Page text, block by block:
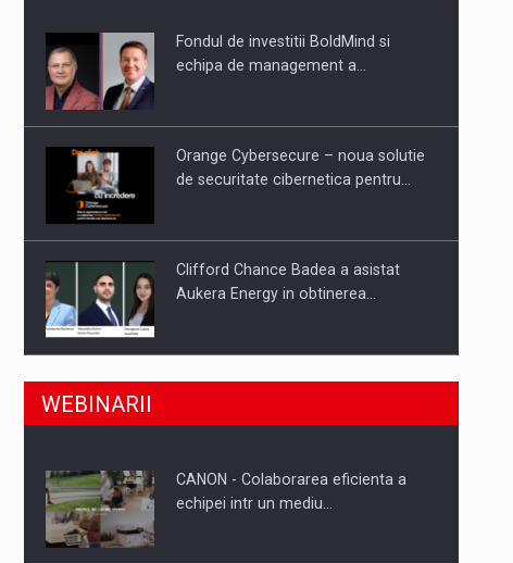
din piata
preiau compania intr-o tranzactie de peste 25…
Fondul de investitii BoldMind si
echipa de management a…
Orange Cybersecure – noua solutie
de securitate cibernetica pentru…
Clifford Chance Badea a asistat
Aukera Energy in obtinerea…
SAPTE PERSONALITATI DIN MEDIUL
Hard Enduro Piatra Craiului 2026,
WEBINARII
CANON - Colaborarea eficienta a
echipei intr un mediu…